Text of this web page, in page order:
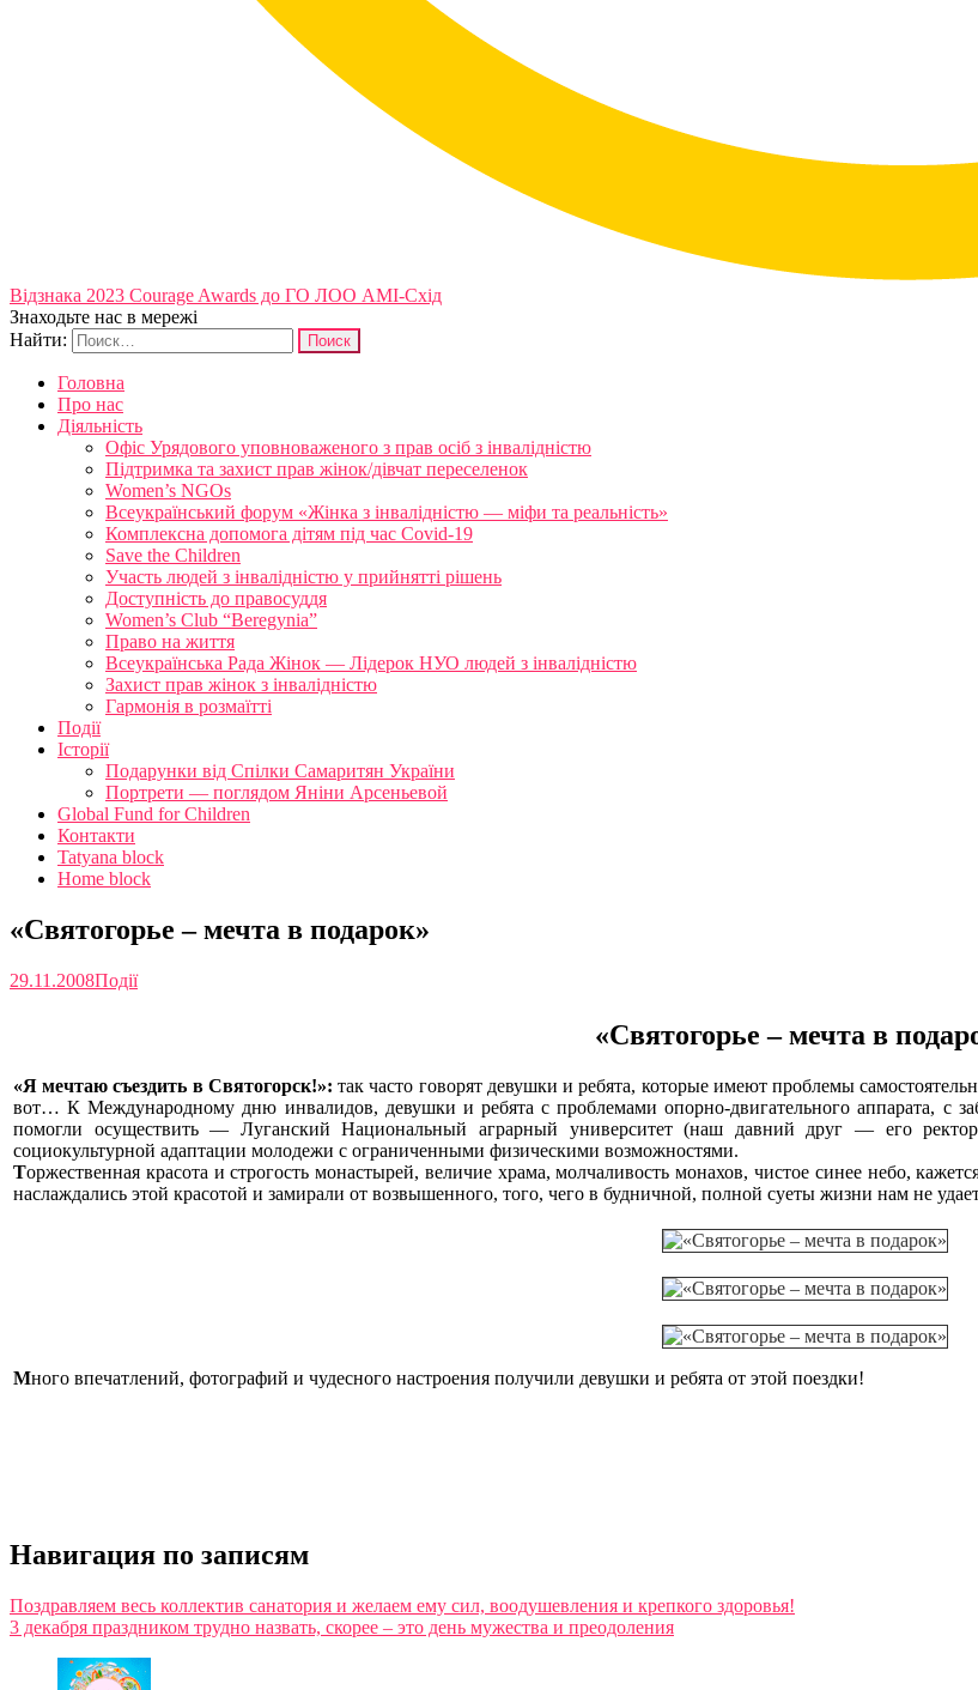
Відзнака 2023 Courage Awards до ГО ЛОО АМІ-Схід
Знаходьте нас в мережі
Найти:
Головна
Про нас
Діяльність
Офіс Урядового уповноваженого з прав осіб з інвалідністю
Підтримка та захист прав жінок/дівчат переселенок
Women’s NGOs
Всеукраїнський форум «Жінка з інвалідністю — міфи та реальність»
Комплексна допомога дітям під час Covid-19
Save the Children
Участь людей з інвалідністю у прийнятті рішень
Доступність до правосуддя
Women’s Club “Beregynia”
Право на життя
Всеукраїнська Рада Жінок — Лідерок НУО людей з інвалідністю
Захист прав жінок з інвалідністю
Гармонія в розмаїтті
Події
Історії
Подарунки від Спілки Самаритян України
Портрети — поглядом Яніни Арсеньевой
Global Fund for Children
Контакти
Tatyana block
Home block
«Святогорье – мечта в подарок»
29.11.2008Події
«Святогорье – мечта в
«Я мечтаю съездить в Святогорск!»: так часто говорят девушки и ребята, которые имеют проблемы
вот… К Международному дню инвалидов, девушки и ребята с проблемами опорно-двигательного аппарата, с
помогли осуществить — Луганский Национальный аграрный университет (наш давний друг — его
социокультурной адаптации молодежи с ограниченными физическими возможностями.
Торжественная красота и строгость монастырей, величие храма, молчаливость монахов, чистое синее небо,
наслаждались этой красотой и замирали от возвышенного, того, чего в будничной, полной суеты жизни нам не
Много впечатлений, фотографий и чудесного настроения получили девушки и ребята от этой поездки!
Навигация по записям
Поздравляем весь коллектив санатория и желаем ему сил, воодушевления и крепкого здоровья!
3 декабря праздником трудно назвать, скорее – это день мужества и преодоления